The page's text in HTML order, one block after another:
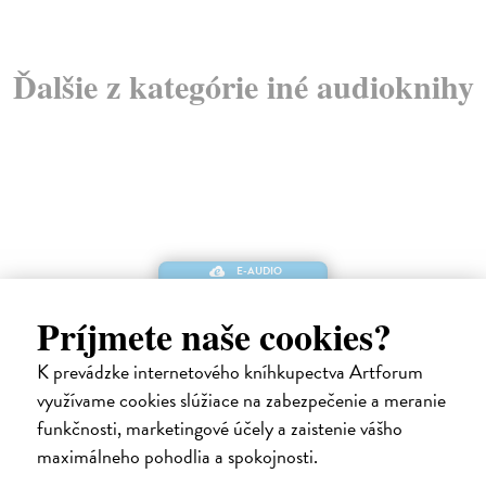
Príjmete naše cookies?
K prevádzke internetového kníhkupectva Artforum
využívame cookies slúžiace na zabezpečenie a meranie
funkčnosti, marketingové účely a zaistenie vášho
maximálneho pohodlia a spokojnosti.
Ďalšie z kategórie iné audioknihy
E-AUDIO
Keď telo povie nie